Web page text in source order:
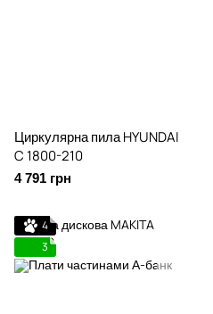
Циркулярна пила HYUNDAI
C 1800-210
4 791 грн
4
3